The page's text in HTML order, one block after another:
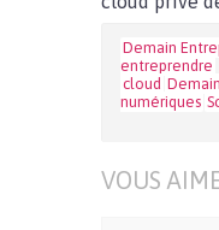
Demain
entreprendre
cloud
numériques
VOUS